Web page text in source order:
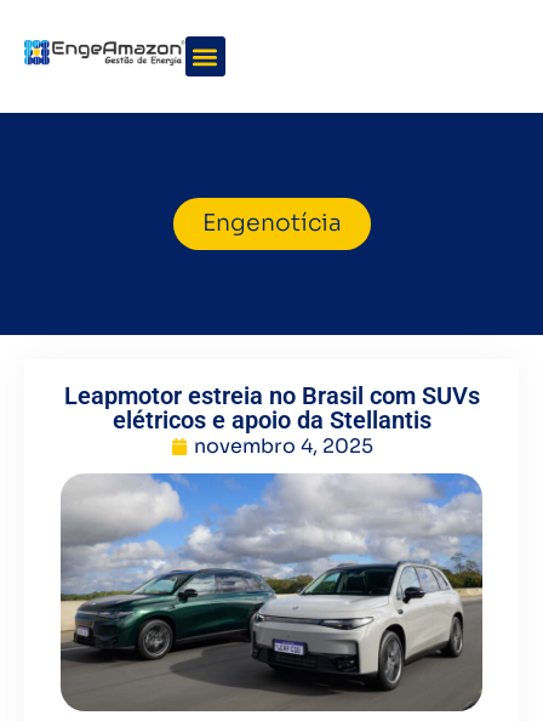
Engenotícia
Leapmotor estreia no Brasil com SUVs
elétricos e apoio da Stellantis
novembro 4, 2025